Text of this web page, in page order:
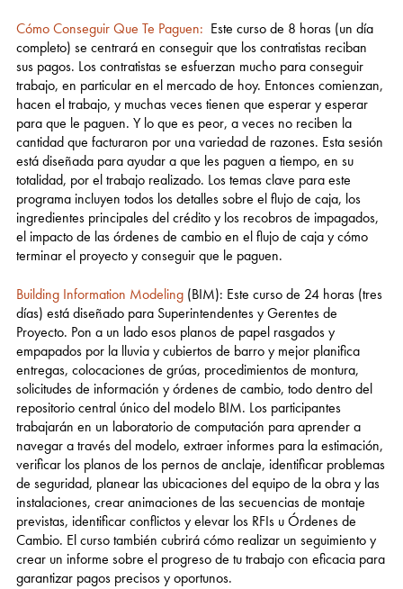
Cómo Conseguir Que Te Paguen: Este curso de 8 horas (un día
completo) se centrará en conseguir que los contratistas reciban
sus pagos. Los contratistas se esfuerzan mucho para conseguir
trabajo, en particular en el mercado de hoy. Entonces comienzan,
hacen el trabajo, y muchas veces tienen que esperar y esperar
para que le paguen. Y lo que es peor, a veces no reciben la
cantidad que facturaron por una variedad de razones. Esta sesión
está diseñada para ayudar a que les paguen a tiempo, en su
totalidad, por el trabajo realizado. Los temas clave para este
programa incluyen todos los detalles sobre el flujo de caja, los
ingredientes principales del crédito y los recobros de impagados,
el impacto de las órdenes de cambio en el flujo de caja y cómo
terminar el proyecto y conseguir que le paguen.
Building Information Modeling(BIM): Este curso de 24 horas (tres
días) está diseñado para Superintendentes y Gerentes de
Proyecto. Pon a un lado esos planos de papel rasgados y
empapados por la lluvia y cubiertos de barro y mejor planifica
entregas, colocaciones de grúas, procedimientos de montura,
solicitudes de información y órdenes de cambio, todo dentro del
repositorio central único del modelo BIM. Los participantes
trabajarán en un laboratorio de computación para aprender a
navegar a través del modelo, extraer informes para la estimación,
verificar los planos de los pernos de anclaje, identificar problemas
de seguridad, planear las ubicaciones del equipo de la obra y las
instalaciones, crear animaciones de las secuencias de montaje
previstas, identificar conflictos y elevar los RFIs u Órdenes de
Cambio. El curso también cubrirá cómo realizar un seguimiento y
crear un informe sobre el progreso de tu trabajo con eficacia para
garantizar pagos precisos y oportunos.